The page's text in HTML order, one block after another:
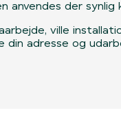
anvendes der
ville
adresse og